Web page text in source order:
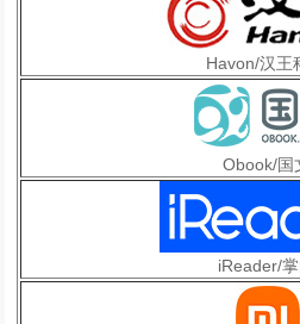
Havon/汉王
Obook/国
iReader/